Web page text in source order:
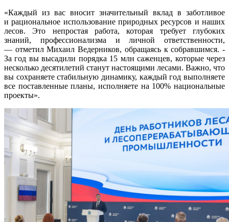
«Каждый из вас вносит значительный вклад в заботливое
и рациональное использование природных ресурсов и наших
лесов. Это непростая работа, которая требует глубоких
знаний, профессионализма и личной ответственности,
— отметил Михаил Ведерников, обращаясь к собравшимся. -
За год вы высадили порядка 15 млн саженцев, которые через
несколько десятилетий станут настоящими лесами. Важно, что
вы сохраняете стабильную динамику, каждый год выполняете
все поставленные планы, исполняете на 100% национальные
проекты».